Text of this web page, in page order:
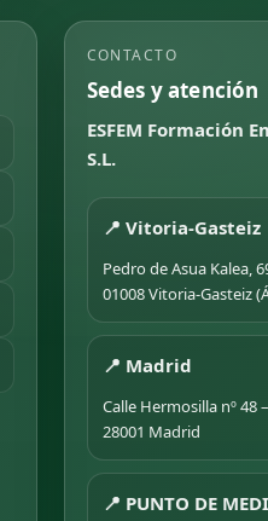
CONTACTO
Sedes y atención
ESFEM Formación
S.L.
📍 Vitoria-Gasteiz
Pedro de Asua Kalea,
01008 Vitoria-Gasteiz
📍 Madrid
Calle Hermosilla nº 48
28001 Madrid
📍 PUNTO DE